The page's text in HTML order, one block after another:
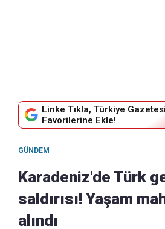
Linke Tıkla, Türkiye
Favorilerine Ekle!
GÜNDEM
Karadeniz'de Türk
saldırısı! Yaşam
alındı